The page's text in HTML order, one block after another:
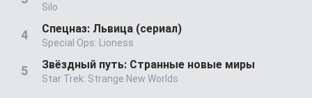
Silo
Спецназ: Львица (сериал)
Special Ops: Lioness
Звёздный путь: Странные новые миры
Star Trek: Strange New Worlds